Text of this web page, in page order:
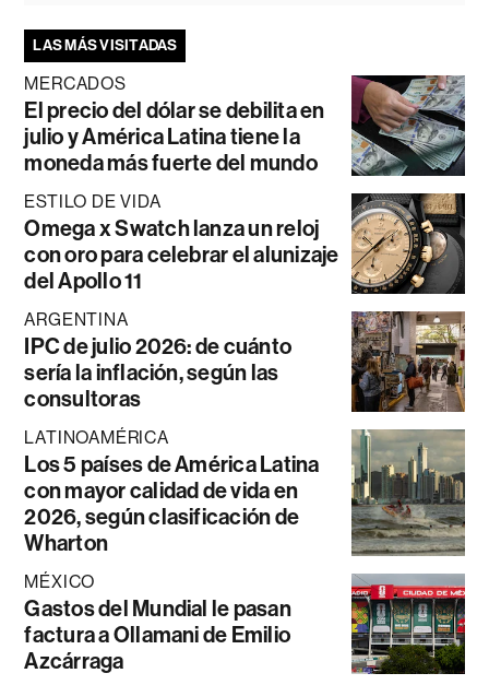
LAS MÁS VISITADAS
MERCADOS
El precio del dólar se debilita en
julio y América Latina tiene la
moneda más fuerte del mundo
ESTILO DE VIDA
Omega x Swatch lanza un reloj
con oro para celebrar el alunizaje
del Apollo 11
ARGENTINA
IPC de julio 2026: de cuánto
sería la inflación, según las
consultoras
LATINOAMÉRICA
Los 5 países de América Latina
con mayor calidad de vida en
2026, según clasificación de
Wharton
MÉXICO
Gastos del Mundial le pasan
factura a Ollamani de Emilio
Azcárraga